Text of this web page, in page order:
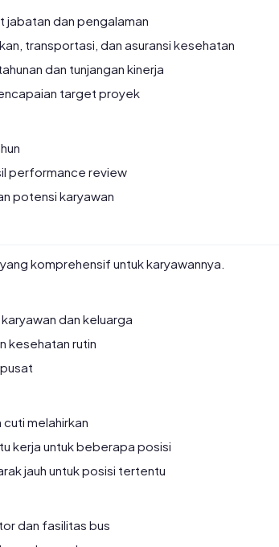
jabatan dan pengalaman
transportasi, dan asuransi kesehatan
dan tunjangan kinerja
target proyek
performance review
potensi karyawan
komprehensif untuk karyawannya.
dan keluarga
kesehatan rutin
melahirkan
kerja untuk beberapa posisi
jauh untuk posisi tertentu
dan fasilitas bus